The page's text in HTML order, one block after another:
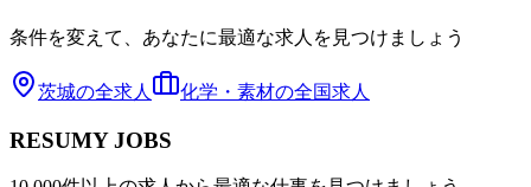
条件を変えて、あなたに最適な求人を見つけましょう
茨城の全求人 化学・素材の全国求人
RESUMY JOBS